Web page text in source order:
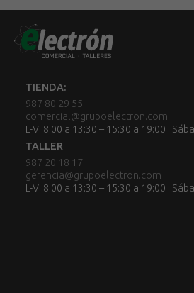
TIENDA:
987 80 29 55
comercial@grupoelectron.com
L-V: 8:00 a 13:30 – 15:30 a 19:00 |
TALLER
987 20 18 17
gerencia@grupoelectron.com
L-V: 8:00 a 13:30 – 15:30 a 19:00 |